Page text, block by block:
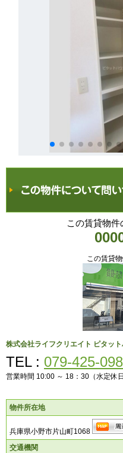
この賃貸物
この賃貸
株式会社ライフクリエイト ピタッ
TEL : 079-425-
営業時間 10:00 ～ 18：30（水定休日
物件所在地
兵庫県小野市片山町1068
交通機関